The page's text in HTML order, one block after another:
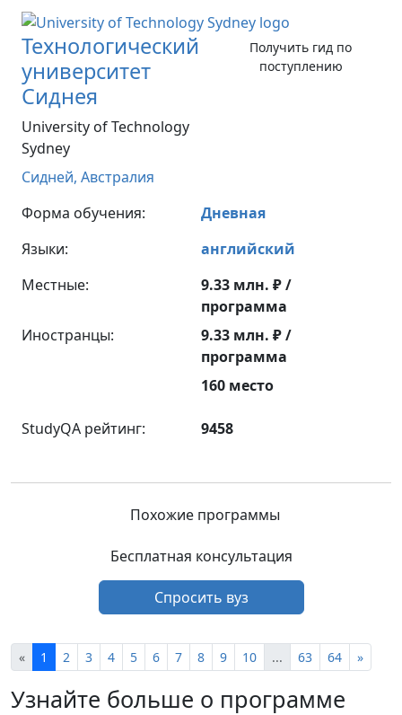
Технологический
университет
Сиднея
University of Technology
Sydney
Сидней, Австралия
Получить гид по
поступлению
Форма обучения:
Дневная
Языки:
английский
Местные:
9.33 млн. ₽ /
программа
Иностранцы:
9.33 млн. ₽ /
программа
160 место
StudyQA рейтинг: 9458
Похожие программы
Бесплатная консультация
Спросить вуз
« 1 2 3 4 5 6 7 8 9 10 ... 63 64 »
Узнайте больше о программе